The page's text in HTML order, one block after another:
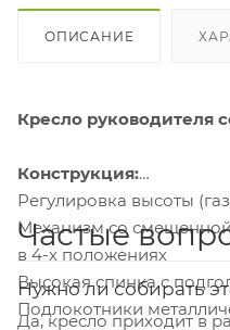
ОПИСАНИЕ
Кресло руководителя
Конструкция:
Регулировка высоты
Механизм со
в 4-х положениях
Высокая спинка с
Подлокотники
Частые
Нужно ли собирать
Да, кресло приходит в